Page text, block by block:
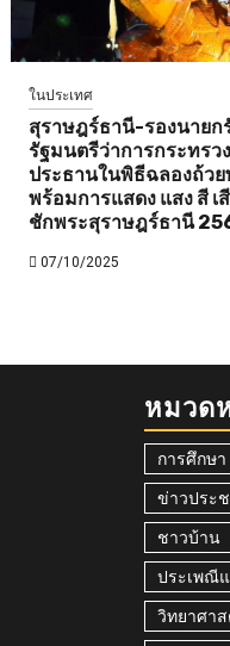
ในประเทศ
สุราษฎร์ธานี-รองนายก
รัฐมนตรีว่าการกระทรว
ประธานในพิธีฉลองถ้ว
พร้อมการแสดง แสง สี เ
ชักพระสุราษฎร์ธานี
07/10/2025
หมวด
การศึกษา
ข่าวประ
ชาวบ้าน
ประเพณี
วิทยาศา